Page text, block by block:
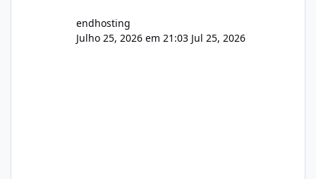
endhosting
Julho 25, 2026 em 21:03 Jul 25, 2026